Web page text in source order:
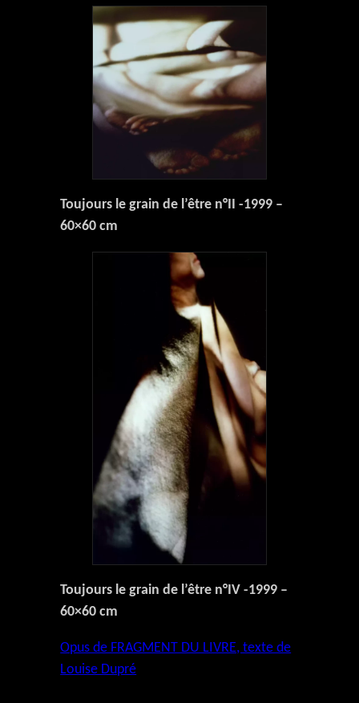
Toujours le grain de l’être n°II -1999 –
60×60 cm
Toujours le grain de l’être n°IV -1999 –
60×60 cm
Opus de FRAGMENT DU LIVRE, texte de
Louise Dupré